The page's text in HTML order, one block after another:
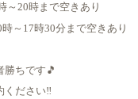
～20時まで空きあり
～17時30分まで空きあり
勝ちです🎵
ください‼️